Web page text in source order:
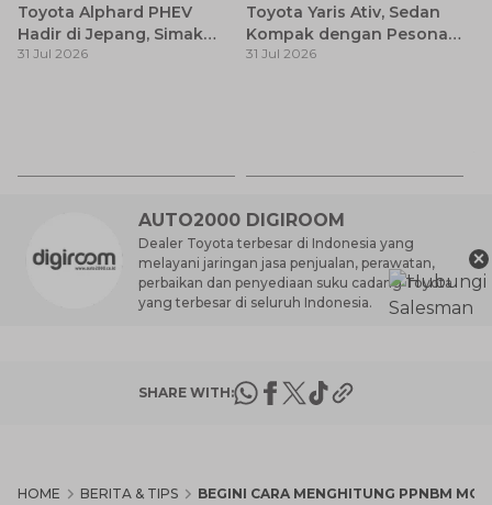
Toyota Alphard PHEV
Hadir di Jepang, Simak
Pembaruan dan Fitur
31 Jul 2026
Toyota Yaris Ativ, Sedan
Kompak dengan Pesona
Modern
31 Jul 2026
AUTO2000 DIGIROOM
Dealer Toyota terbesar di Indonesia yang
melayani jaringan jasa penjualan, perawatan,
perbaikan dan penyediaan suku cadang Toyota
yang terbesar di seluruh Indonesia.
SHARE WITH:
HOME BERITA & TIPS BEGINI CARA MENGHITUNG PPNBM
×